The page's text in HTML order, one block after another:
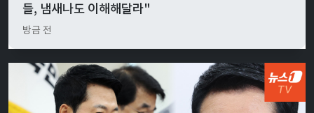
들, 냄새나도 이해해달라"
방금 전